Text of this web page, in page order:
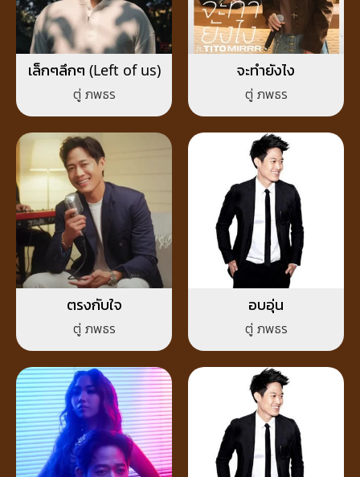
เล็กๆลึกๆ (Left of us)
ตู่ ภพธร
จะทำยังไง
ตู่ ภพธร
ตรงกับใจ
ตู่ ภพธร
อบอุ่น
ตู่ ภพธร